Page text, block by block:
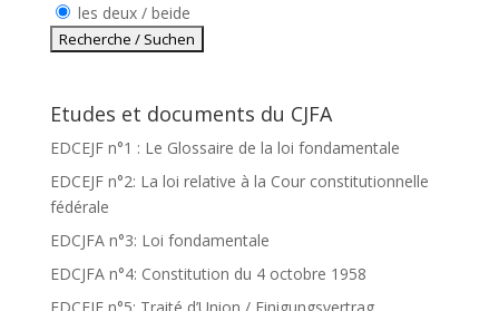
les deux / beide
Etudes et documents du CJFA
EDCEJF n°1 : Le Glossaire de la loi fondamentale
EDCEJF n°2: La loi relative à la Cour constitutionnelle
fédérale
EDCJFA n°3: Loi fondamentale
EDCJFA n°4: Constitution du 4 octobre 1958